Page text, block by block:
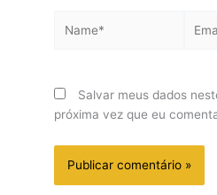
Salvar meus dados
próxima vez que eu